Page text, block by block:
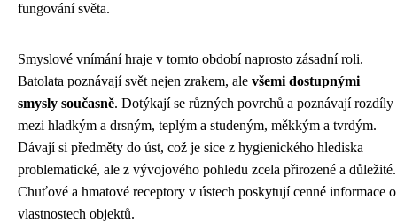
fungování světa.
Smyslové vnímání hraje v tomto období naprosto zásadní roli.
Batolata poznávají svět nejen zrakem, ale všemi dostupnými
smysly současně. Dotýkají se různých povrchů a poznávají rozdíly
mezi hladkým a drsným, teplým a studeným, měkkým a tvrdým.
Dávají si předměty do úst, což je sice z hygienického hlediska
problematické, ale z vývojového pohledu zcela přirozené a důležité.
Chuťové a hmatové receptory v ústech poskytují cenné informace o
vlastnostech objektů.